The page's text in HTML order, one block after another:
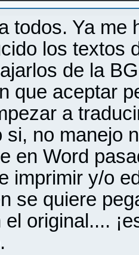
todos. Ya me
los textos
de la
que aceptar
a
si, no manejo
en Word
imprimir y/o
se quiere
original....